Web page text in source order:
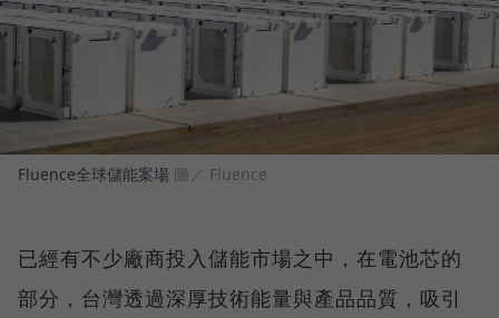
Fluence全球儲能案場 圖／ Fluence
已經有不少廠商投入儲能市場之中，在電池芯的
部分，台灣透過深厚技術能量與產品品質，吸引